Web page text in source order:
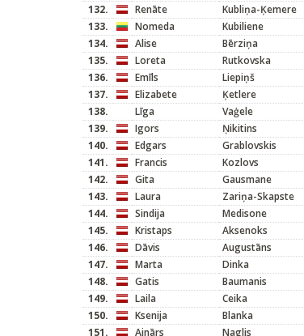
132.
Renāte Kubliņa-Ķemere
133.
Nomeda Kubiliene
134.
Alise Bērziņa
135.
Loreta Rutkovska
136.
Emīls Liepiņš
137.
Elizabete Ķetlere
138.
Līga Vaģele
139.
Igors Ņikitins
140.
Edgars Grablovskis
141.
Francis Kozlovs
142.
Gita Gausmane
143.
Laura Zariņa-Skapste
144.
Sindija Medisone
145.
Kristaps Aksenoks
146.
Dāvis Augustāns
147.
Marta Dinka
148.
Gatis Baumanis
149.
Laila Ceika
150.
Ksenija Blanka
151.
Ainārs Naglis